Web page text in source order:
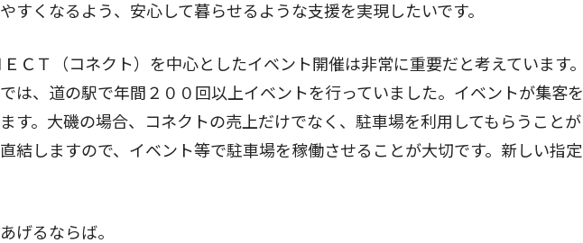
すくなるよう、安心して暮らせるような支援を実現したいです。
ＣＴ（コネクト）を中心としたイベント開催は非常に重要だと考えています。
は、道の駅で年間２００回以上イベントを行っていました。イベントが集客を
す。大磯の場合、コネクトの売上だけでなく、駐車場を利用してもらうことが
結しますので、イベント等で駐車場を稼働させることが大切です。新しい指定
げるならば。